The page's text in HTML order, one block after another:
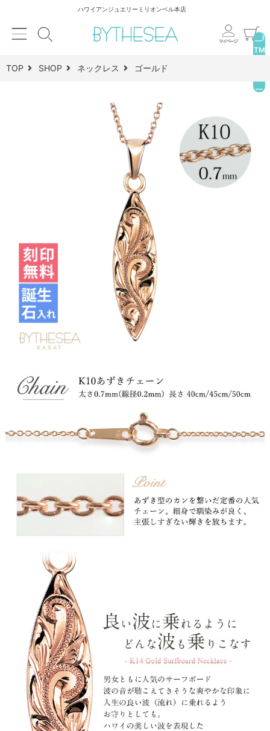
ハワイアンジュエリーミリオンベル本店
__I
TM
TOP SHOP ネックレス ゴールド